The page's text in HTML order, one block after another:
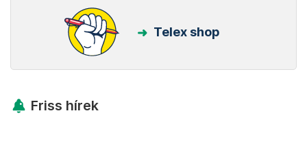
Telex shop
Friss hírek